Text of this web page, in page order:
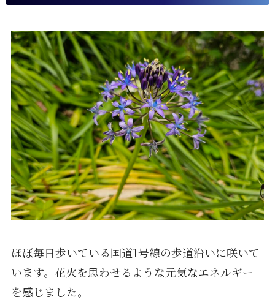
ほぼ毎日歩いている国道1号線の歩道沿いに咲いて
います。花火を思わせるような元気なエネルギー
を感じました。